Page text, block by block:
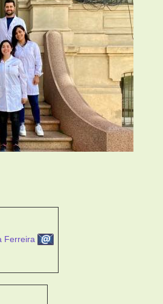
Ferreira